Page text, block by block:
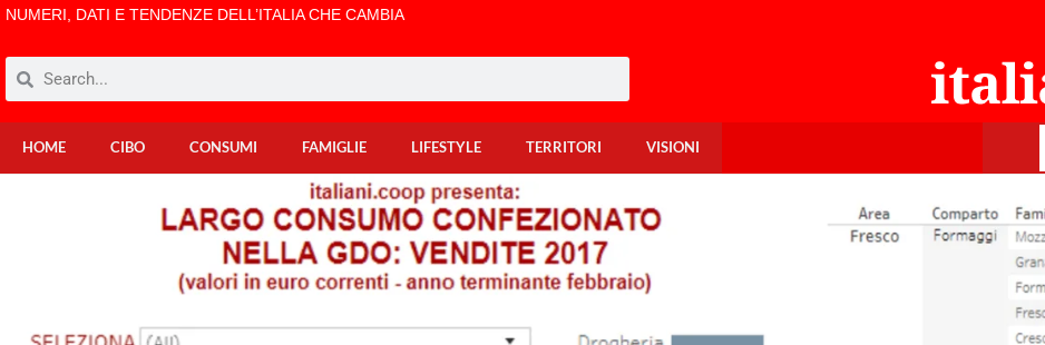
NUMERI, DATI E TENDENZE DELL’ITALIA CHE CAMBIA
HOME CIBO CONSUMI FAMIGLIE LIFESTYLE TERRITORI VISIONI